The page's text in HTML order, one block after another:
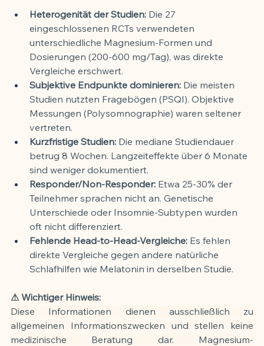
Heterogenität der Studien: Die 27
eingeschlossenen RCTs verwendeten
unterschiedliche Magnesium-Formen und
Dosierungen (200-600 mg/Tag), was direkte
Vergleiche erschwert.
Subjektive Endpunkte dominieren: Die meisten
Studien nutzten Fragebögen (PSQI). Objektive
Messungen (Polysomnographie) waren seltener
vertreten.
Kurzfristige Studien: Die mediane Studiendauer
betrug 8 Wochen. Langzeiteffekte über 6 Monate
sind weniger dokumentiert.
Responder/Non-Responder: Etwa 25-30% der
Teilnehmer sprachen nicht an. Genetische
Unterschiede oder Insomnie-Subtypen wurden
oft nicht differenziert.
Fehlende Head-to-Head-Vergleiche: Es fehlen
direkte Vergleiche gegen andere natürliche
Schlafhilfen wie Melatonin in derselben Studie.
⚠ Wichtiger Hinweis:
Diese Informationen dienen ausschließlich zu
allgemeinen Informationszwecken und stellen keine
medizinische Beratung dar. Magnesium-